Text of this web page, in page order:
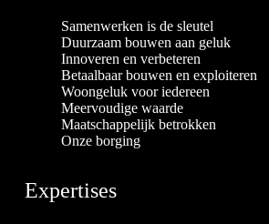
Samenwerken is de sleutel
Duurzaam bouwen aan geluk
Innoveren en verbeteren
Betaalbaar bouwen en exploiteren
Woongeluk voor iedereen
Meervoudige waarde
Maatschappelijk betrokken
Onze borging
Expertises